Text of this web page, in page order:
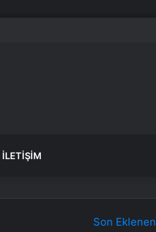
İLETIŞIM
Son Eklenen